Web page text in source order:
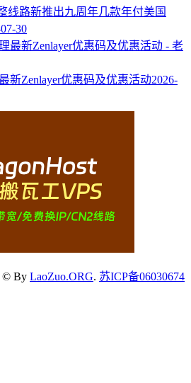
线路新推出九周年几款年付美国
30
新Zenlayer优惠码及优惠活动2026-
© By LaoZuo.ORG. 苏ICP备06030674